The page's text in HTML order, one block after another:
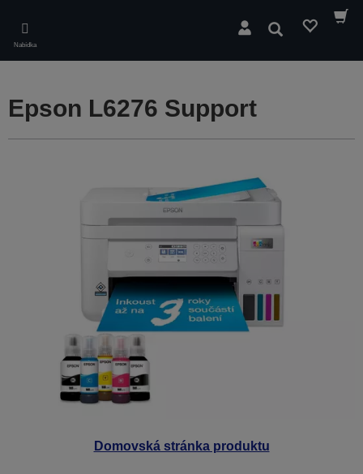
main
content
Nabídka
Hledat
Domovská stránka produktu
Epson L6276 Support